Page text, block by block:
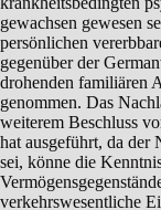
gewachsen gewesen
persönlichen
gegenüber der
drohenden familiären
genommen. Das
weiterem Beschluss
hat ausgeführt, da der
sei, könne die
verkehrswesentliche